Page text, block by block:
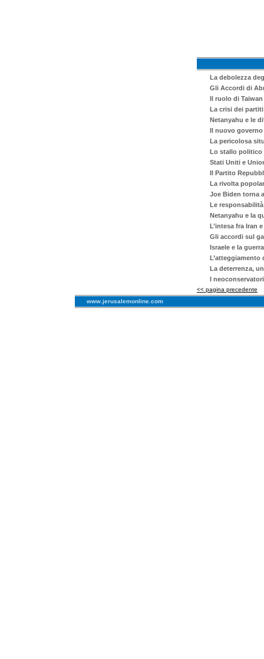
La debolezza
Gli Accordi di
Il ruolo di
La crisi dei partiti
Netanyahu e le
Il nuovo governo
La pericolosa
Lo stallo politico
Stati Uniti e
Il Partito
La rivolta
Joe Biden torna
Le responsabilità
Netanyahu e la
L’intesa fra Iran
Gli accordi sul
Israele e la
L’atteggiamento
La deterrenza,
I
<< pagina precedente
www.jerusalemonline.com